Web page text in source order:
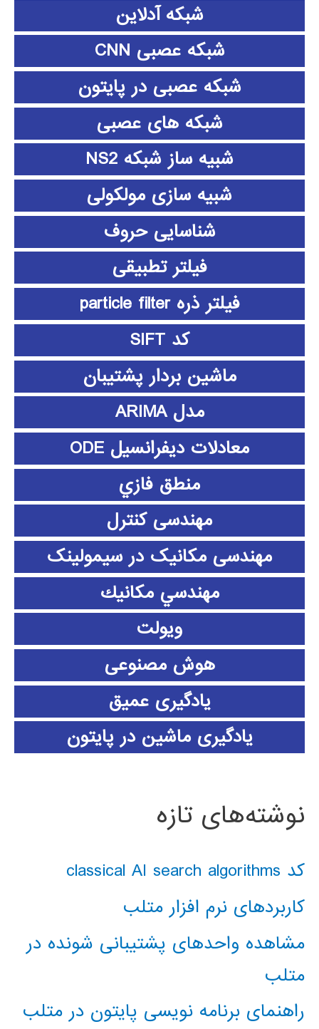
شبکه آدلاین
شبکه عصبی CNN
شبکه عصبی در پایتون
شبکه های عصبی
شبیه ساز شبکه NS2
شبیه سازی مولکولی
شناسایی حروف
فیلتر تطبیقی
فیلتر ذره particle filter
کد SIFT
ماشین بردار پشتیبان
مدل ARIMA
معادلات دیفرانسیل ODE
منطق فازي
مهندسی کنترل
مهندسی مکانیک در سیمولینک
مهندسي مكانيك
ویولت
هوش مصنوعی
یادگیری عمیق
یادگیری ماشین در پایتون
نوشته‌های تازه
کد classical AI search algorithms
کاربردهای نرم افزار متلب
مشاهده واحدهای پشتیبانی شونده در
متلب
راهنمای برنامه نویسی پایتون در متلب